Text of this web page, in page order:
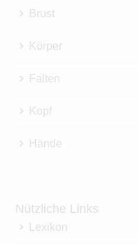
Brust
Körper
Falten
Kopf
Hände
Nützliche Links
Lexikon